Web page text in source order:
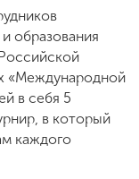
образования
«Международной
в себя 5
в который
каждого